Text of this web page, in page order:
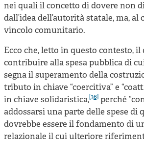
nei quali il concetto di dovere non
dall’idea dell’autorità statale, ma, al
vincolo comunitario.
Ecco che, letto in questo contesto, il
contribuire alla spesa pubblica di cui
segna il superamento della
tributo in chiave “coercitiva” e
in chiave solidaristica,[36] perché
addossarsi una parte delle spese di
dovrebbe essere il fondamento di
relazionale il cui ulteriore